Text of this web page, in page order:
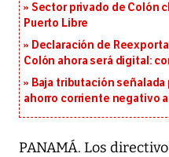
Sector privado de Colón
Puerto Libre
Declaración de
Colón ahora será digital:
Baja tributación señalada
ahorro corriente negativo
PANAMÁ. Los